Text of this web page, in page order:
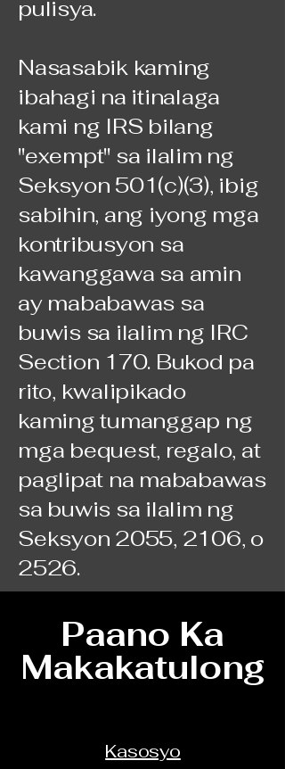
pulisya.
Nasasabik kaming
ibahagi na itinalaga
kami ng IRS bilang
"exempt" sa ilalim ng
Seksyon 501(c)(3), ibig
sabihin, ang iyong mga
kontribusyon sa
kawanggawa sa amin
ay mababawas sa
buwis sa ilalim ng IRC
Section 170. Bukod pa
rito, kwalipikado
kaming tumanggap ng
mga bequest, regalo, at
paglipat na mababawas
sa buwis sa ilalim ng
Seksyon 2055, 2106, o
2526.
Paano Ka
Makakatulong
Kasosyo